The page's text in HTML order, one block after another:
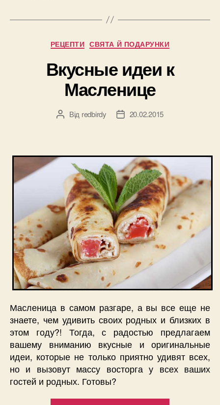
Категорії
РЕЦЕПТИ СВЯТА Й ПОДАРУНКИ
Вкусные идеи к
Масленице
Автор
Від redbirdy
Дата20.02.2015
Масленица в самом разгаре, а вы все еще не
знаете, чем удивить своих родных и близких в
этом году?! Тогда, с радостью предлагаем
вашему вниманию вкусные и оригинальные
идеи, которые не только приятно удивят всех,
но и вызовут массу восторга у всех ваших
гостей и родных. Готовы?